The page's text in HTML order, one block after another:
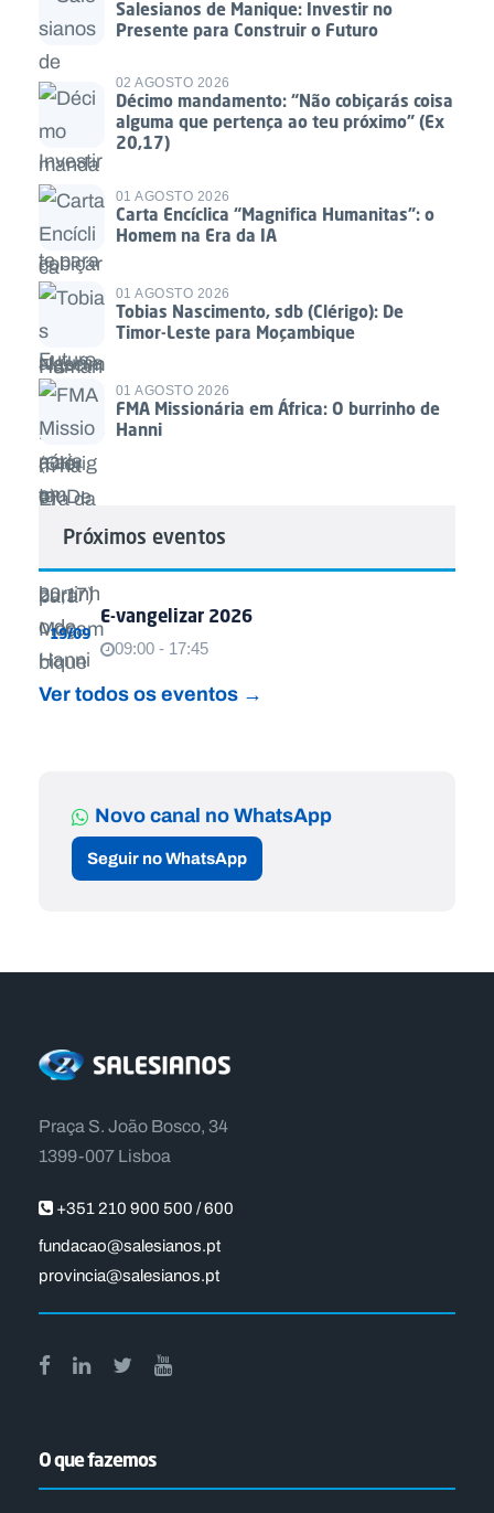
Salesianos de Manique: Investir no
Presente para Construir o Futuro
02 AGOSTO 2026
Décimo mandamento: “Não cobiçarás coisa
alguma que pertença ao teu próximo” (Ex
20,17)
01 AGOSTO 2026
Carta Encíclica “Magnifica Humanitas”: o
Homem na Era da IA
01 AGOSTO 2026
Tobias Nascimento, sdb (Clérigo): De
Timor-Leste para Moçambique
01 AGOSTO 2026
FMA Missionária em África: O burrinho de
Hanni
Próximos eventos
19/09
E-vangelizar 2026
09:00 - 17:45
Ver todos os eventos →
Novo canal no WhatsApp
Seguir no WhatsApp
Praça S. João Bosco, 34
1399-007 Lisboa
+351 210 900 500 / 600
fundacao@salesianos.pt
provincia@salesianos.pt
O que fazemos